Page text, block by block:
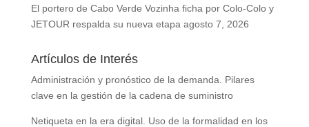
El portero de Cabo Verde Vozinha ficha por Colo-Colo y
JETOUR respalda su nueva etapa agosto 7, 2026
Artículos de Interés
Administración y pronóstico de la demanda. Pilares
clave en la gestión de la cadena de suministro
Netiqueta en la era digital. Uso de la formalidad en los